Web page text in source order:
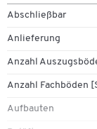
geeignet;
Ablagefach
(Rollensatz
ø 100 mm)
Abschließbar
Anlieferung
Anzahl
Anzahl Fachböden
Aufbauten